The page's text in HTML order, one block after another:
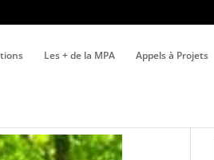
Les + de la MPA Appels à Projets